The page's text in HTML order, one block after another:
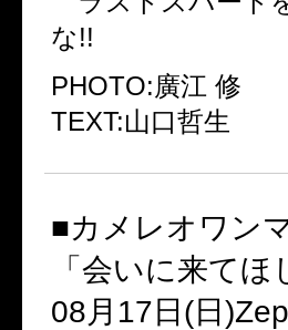
な!!
PHOTO:廣江 修
TEXT:山口哲生
■カメレオワン
「会いに来て
08月17日(日